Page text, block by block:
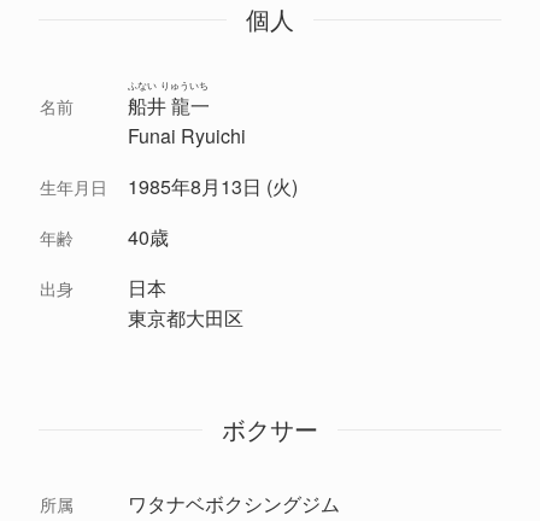
個人
名前 船井 龍一
ふない りゅういち
Funai Ryuichi
生年月日 1985年8月13日 (火)
年齢 40歳
出身
日本
東京都大田区
ボクサー
所属 ワタナベボクシングジム